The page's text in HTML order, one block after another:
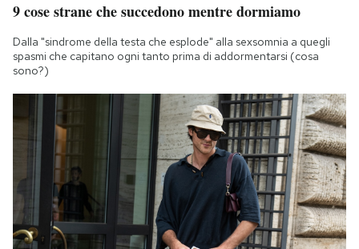
9 cose strane che succedono mentre dormiamo
Dalla "sindrome della testa che esplode" alla sexsomnia a quegli
spasmi che capitano ogni tanto prima di addormentarsi (cosa
sono?)